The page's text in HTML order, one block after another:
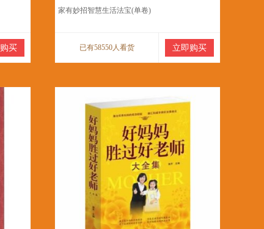
买
家有妙招智慧生活法宝(单卷)
已有58550人看货 立即购买